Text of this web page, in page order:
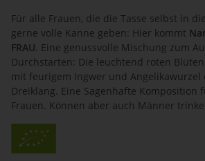
Für alle Frauen, die die Tasse selbst in
gerne volle Kanne geben: Hier kommt
FRAU. Eine genussvolle Mischung zum
Durchstarten: Die leuchtend roten
mit feurigem Ingwer und
Dreiklang. Eine Sagenhafte Komposition
Frauen. Können aber auch Männer